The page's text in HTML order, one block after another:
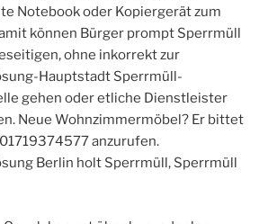
Notebook oder Kopiergerät zum
können Bürger prompt Sperrmüll
ohne inkorrekt zur
Hauptstadt Sperrmüll-
gehen oder etliche Dienstleister
Neue Wohnzimmermöbel? Er bittet
anzurufen.
Berlin holt Sperrmüll, Sperrmüll